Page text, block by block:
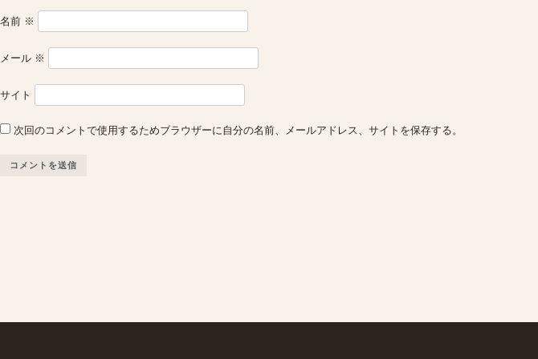
名前 ※
メール ※
サイト
次回のコメントで使用するためブラウザーに自分の名前、メールアドレス、サイトを保存する。